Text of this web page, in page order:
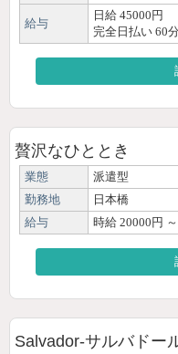
給与
日給 45000円
完全日払い 60
贅沢なひととき
業態
派遣型
勤務地
日本橋
給与
時給 20000円
Salvador-サルバドー